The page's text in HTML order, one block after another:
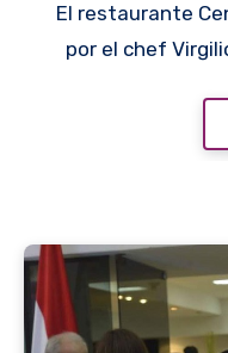
El restaurante Central, de Lima Perú, dirigido
por el chef